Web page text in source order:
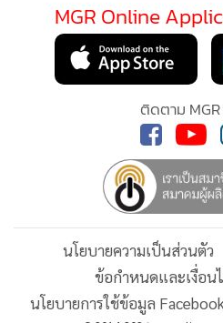
การมองเห็นบนแพลตฟอร์ม จำเป็
การขายอย่างหลีกเลี่ยงไม่ได้ ส่งผ
มายังร้านค้า ขณะที่อำนาจต่อรอง
กลับลดลงอย่างต่อเนื่อง
ผู้เชี่ยวชาญมองว่า หากโครงสร้าง
ร้านค้ารายเล็กอาจต้องเลือกระห
ยอมรับกำไรที่ลดลง ซึ่งท้ายที่สุดอ
ตลาดโดยรวม เพราะผู้ประกอบกา
ท่ามกลางต้นทุนที่ขยับสูงกว่าความ
◉เงินช่วย 500 ล้าน ไม่ตอบโจทย์โ
MGR Online
ติดตาม
นโยบายความเป็นส่วนตัว
ข้อกำหนดและเงื่อน
นโยบายการใช้ข้อมูล